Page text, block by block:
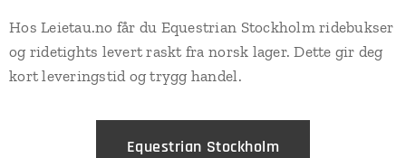
Hos Leietau.no får du Equestrian Stockholm ridebukser
og ridetights levert raskt fra norsk lager. Dette gir deg
kort leveringstid og trygg handel.
Equestrian Stockholm